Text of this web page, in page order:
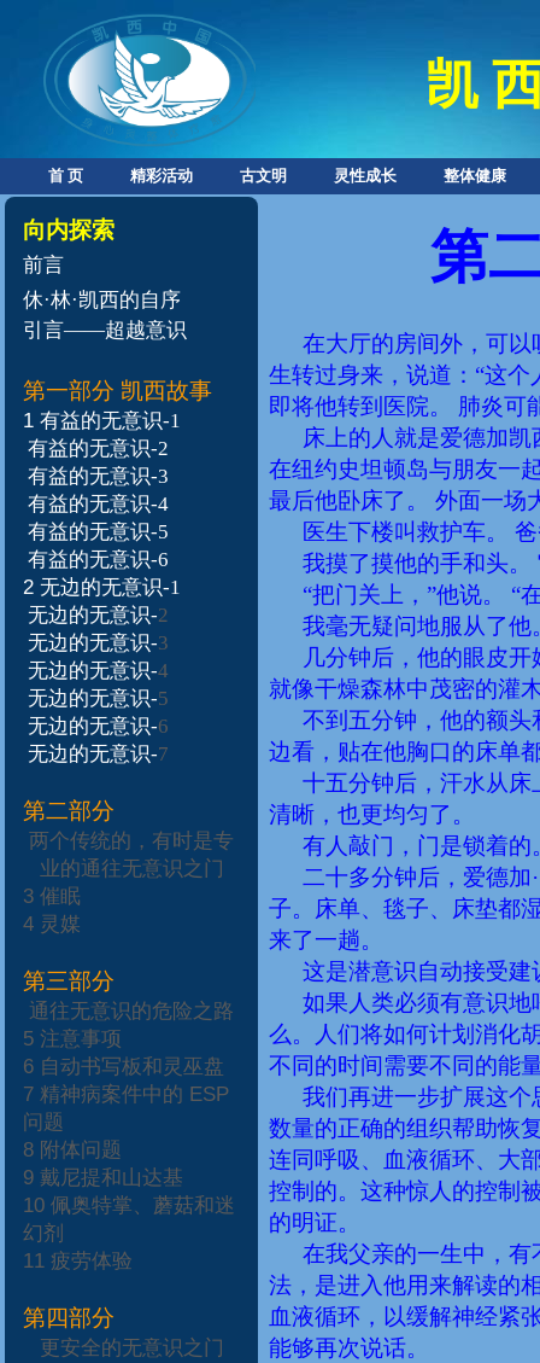
凯
首 页 精彩活动 古文明 灵性成长 整体健康
向内探索
前言
休·林·凯西的自序
引言——超越意识
第一部分 凯西故事
1 有益的无意识-1
有益的无意识-2
有益的无意识-3
有益的无意识-4
有益的无意识-5
有益的无意识-6
2 无边的无意识-1
无边的无意识-2
无边的无意识-3
无边的无意识-4
无边的无意识-5
无边的无意识-6
无边的无意识-7
第二部分
两个传统的，有时是专
业的通往无意识之门
3 催眠
4 灵媒
第三部分
通往无意识的危险之路
5 注意事项
6 自动书写板和灵巫盘
7 精神病案件中的 ESP
问题
8 附体问题
9 戴尼提和山达基
10 佩奥特掌、蘑菇和迷
幻剂
11 疲劳体验
第四部分
更安全的无意识之门
第
在大厅的房间外，可
生转过身来，说道：“这
即将他转到医院。
肺炎可
床上的人就是爱德加凯
在纽约史坦顿岛与朋友一
最后他卧床了。
外面一场
医生下楼叫救护车。
我摸了摸他的手和头。
“把门关上，”他说。
“
我毫无疑问地服从了他
几分钟后，他的眼皮开
就像干燥森林中茂密的灌
不到五分钟，他的额
边看，贴在他胸口的床单
十五分钟后，汗水从
清晰，也更均匀了。
有人敲门，门是锁着的
二十多分钟后，爱德
子。床单、毯子、床垫都
来了一趟。
这是潜意识自动接受
如果人类必须有意识
么。人们将如何计划消化
不同的时间需要不同的能
我们再进一步扩展这
数量的正确的组织帮助恢
连同呼吸、血液循环、大
控制的。这种惊人的控制
的明证。
在我父亲的一生中，
法，是进入他用来解读的
血液循环，以缓解神经紧
能够再次说话。